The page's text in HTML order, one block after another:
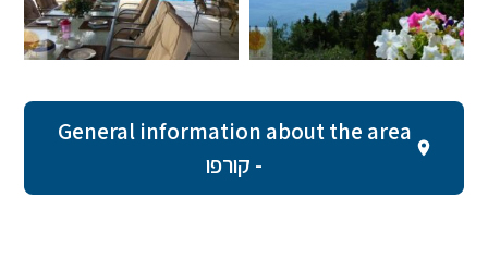
General information about the area
- קורפו